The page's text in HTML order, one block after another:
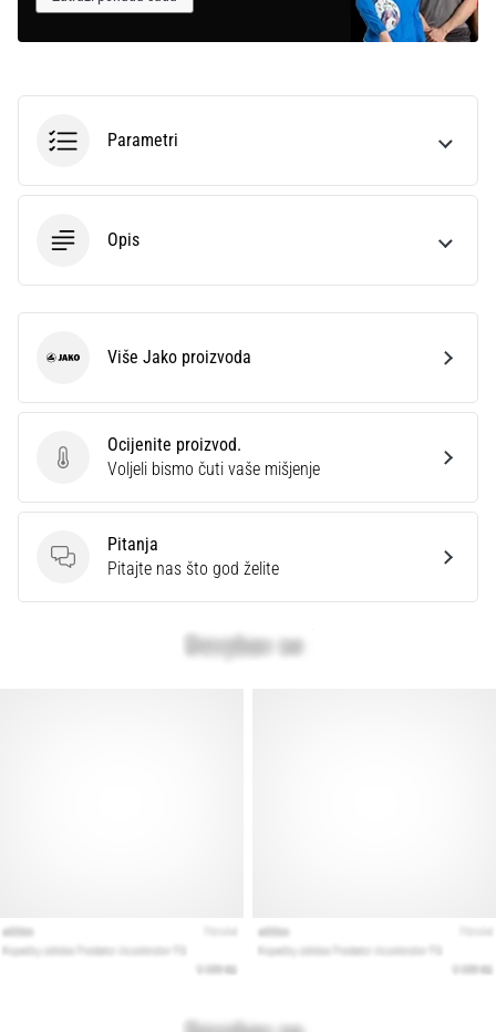
Parametri
Opis
Ocijenite proizvod.
Ocijenite proizvod.
Voljeli bismo čuti vaše mišjenje
Pitanja
Pitanja
Pitajte nas što god želite
Jako Više Jako proizvoda